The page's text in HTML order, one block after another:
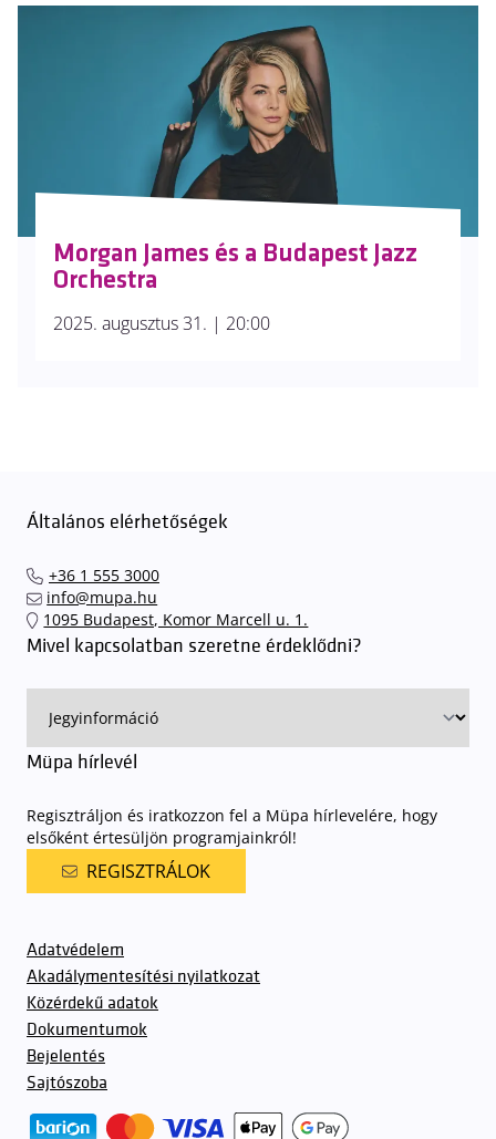
Morgan James és a Budapest Jazz
Orchestra
2025. augusztus 31. | 20:00
Általános elérhetőségek
+36 1 555 3000
info@mupa.hu
1095 Budapest, Komor Marcell u. 1.
Mivel kapcsolatban szeretne érdeklődni?
Müpa hírlevél
Regisztráljon és iratkozzon fel a Müpa hírlevelére, hogy
elsőként értesüljön programjainkról!
REGISZTRÁLOK
Adatvédelem
Akadálymentesítési nyilatkozat
Közérdekű adatok
Dokumentumok
Bejelentés
Sajtószoba